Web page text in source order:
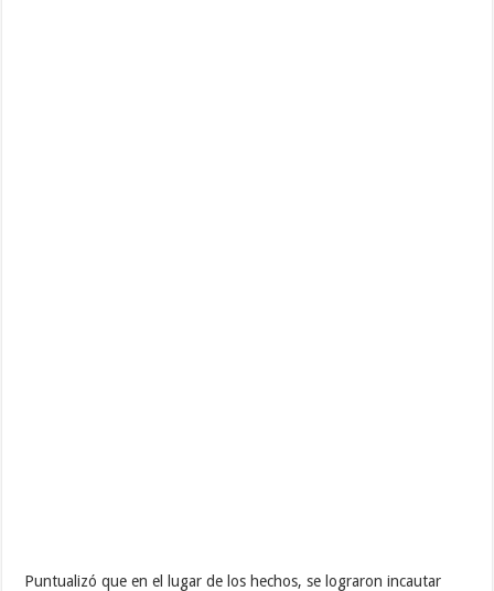
Puntualizó que en el lugar de los hechos, se lograron incautar